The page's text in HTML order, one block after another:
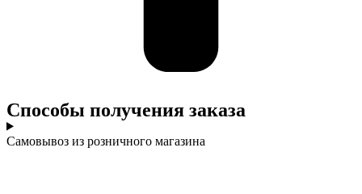
Cпособы получения заказа
Самовывоз из розничного магазина